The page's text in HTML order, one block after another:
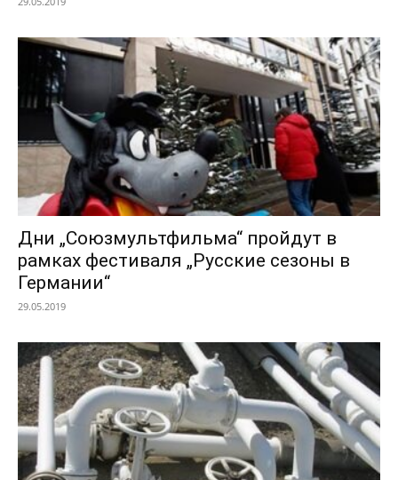
Дни „Союзмультфильма“ пройдут в
рамках фестиваля „Русские сезоны в
Германии“
29.05.2019